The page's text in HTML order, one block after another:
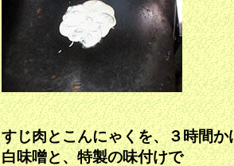
すじ肉とこんにゃくを、３時間か
白味噌と、特製の味付けで